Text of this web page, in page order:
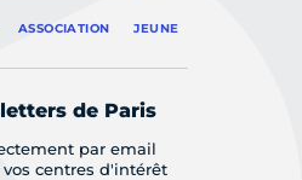
ASSOCIATION JEUNE
de Paris
par email
centres d'intérêt